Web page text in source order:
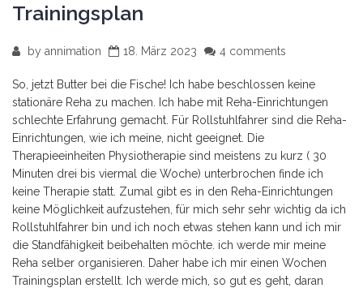
Trainingsplan
by annimation 18. März 2023 4 comments
So, jetzt Butter bei die Fische! Ich habe beschlossen keine
stationäre Reha zu machen. Ich habe mit Reha-Einrichtungen
schlechte Erfahrung gemacht. Für Rollstuhlfahrer sind die Reha-
Einrichtungen, wie ich meine, nicht geeignet. Die
Therapieeinheiten Physiotherapie sind meistens zu kurz ( 30
Minuten drei bis viermal die Woche) unterbrochen finde ich
keine Therapie statt. Zumal gibt es in den Reha-Einrichtungen
keine Möglichkeit aufzustehen, für mich sehr sehr wichtig da ich
Rollstuhlfahrer bin und ich noch etwas stehen kann und ich mir
die Standfähigkeit beibehalten möchte. ich werde mir meine
Reha selber organisieren. Daher habe ich mir einen Wochen
Trainingsplan erstellt. Ich werde mich, so gut es geht, daran